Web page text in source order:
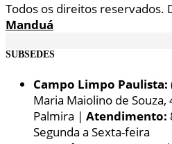
Todos os direitos reservados.
Manduá
SUBSEDES
Campo Limpo Paulista:
Maria Maiolino de Souza,
Palmira | Atendimento:
Segunda a Sexta-feira